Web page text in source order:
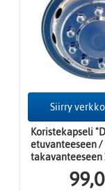
Siirry
Koristekapseli
etuvanteeseen /
takavanteeseen